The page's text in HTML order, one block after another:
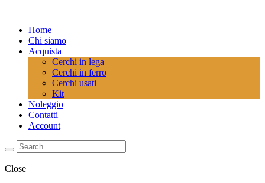
Home
Chi siamo
Acquista
Cerchi in lega
Cerchi in ferro
Cerchi usati
Kit
Noleggio
Contatti
Account
Close